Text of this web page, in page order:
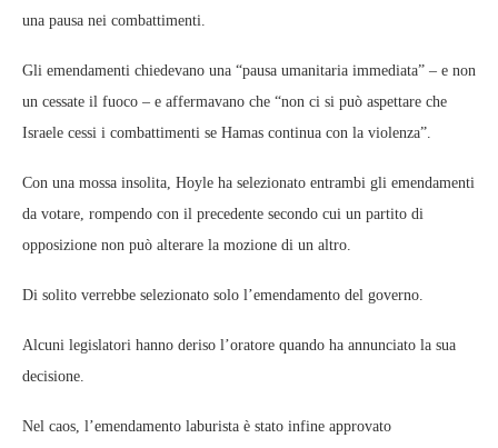
una pausa nei combattimenti.
Gli emendamenti chiedevano una “pausa umanitaria immediata” – e non
un cessate il fuoco – e affermavano che “non ci si può aspettare che
Israele cessi i combattimenti se Hamas continua con la violenza”.
Con una mossa insolita, Hoyle ha selezionato entrambi gli emendamenti
da votare, rompendo con il precedente secondo cui un partito di
opposizione non può alterare la mozione di un altro.
Di solito verrebbe selezionato solo l’emendamento del governo.
Alcuni legislatori hanno deriso l’oratore quando ha annunciato la sua
decisione.
Nel caos, l’emendamento laburista è stato infine approvato